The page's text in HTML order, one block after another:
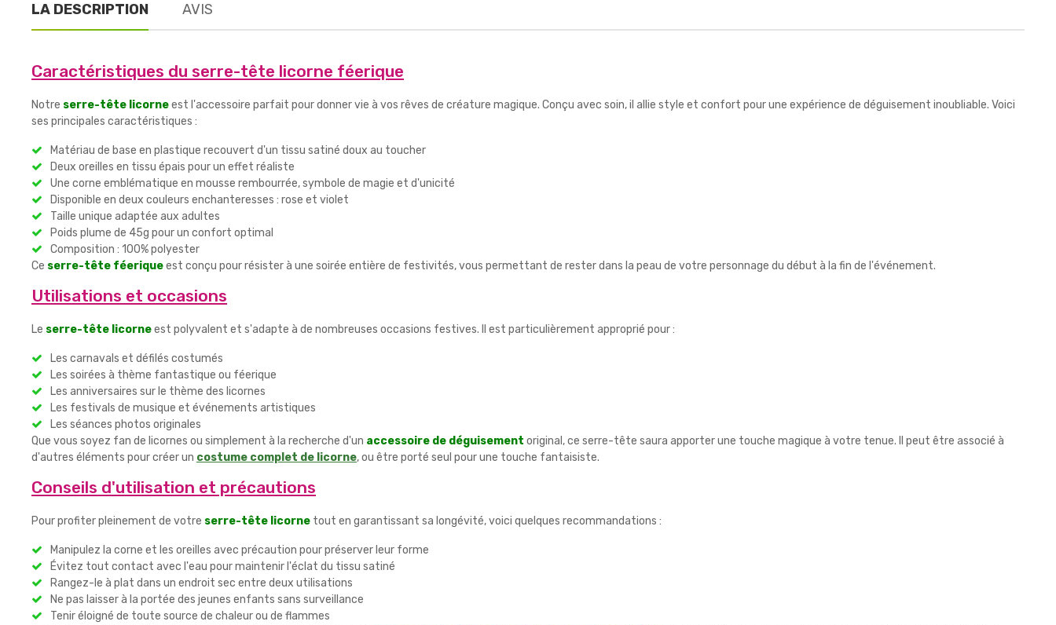
LA DESCRIPTION AVIS
Caractéristiques du serre-tête licorne féerique
Notre serre-tête licorneest l'accessoire parfait pour donner vie à vos rêves de créature magique. Conçu avec soin, il allie style et confort pour une expérience de déguisement inoubliable. Voici
ses principales caractéristiques :
Matériau de base en plastique recouvert d'un tissu satiné doux au toucher
Deux oreilles en tissu épais pour un effet réaliste
Une corne emblématique en mousse rembourrée, symbole de magie et d'unicité
Disponible en deux couleurs enchanteresses : rose et violet
Taille unique adaptée aux adultes
Poids plume de 45g pour un confort optimal
Composition : 100% polyester
Ce serre-tête féeriqueest conçu pour résister à une soirée entière de festivités, vous permettant de rester dans la peau de votre personnage du début à la fin de l'événement.
Utilisations et occasions
Le serre-tête licorneest polyvalent et s'adapte à de nombreuses occasions festives. Il est particulièrement approprié pour :
Les carnavals et défilés costumés
Les soirées à thème fantastique ou féerique
Les anniversaires sur le thème des licornes
Les festivals de musique et événements artistiques
Les séances photos originales
Que vous soyez fan de licornes ou simplement à la recherche d'un accessoire de déguisement original, ce serre-tête saura apporter une touche magique à votre tenue. Il peut être associé à
d'autres éléments pour créer un costume complet de licorne, ou être porté seul pour une touche fantaisiste.
Conseils d'utilisation et précautions
Pour profiter pleinement de votre serre-tête licorne tout en garantissant sa longévité, voici quelques recommandations :
Manipulez la corne et les oreilles avec précaution pour préserver leur forme
Évitez tout contact avec l'eau pour maintenir l'éclat du tissu satiné
Rangez-le à plat dans un endroit sec entre deux utilisations
Ne pas laisser à la portée des jeunes enfants sans surveillance
Tenir éloigné de toute source de chaleur ou de flammes